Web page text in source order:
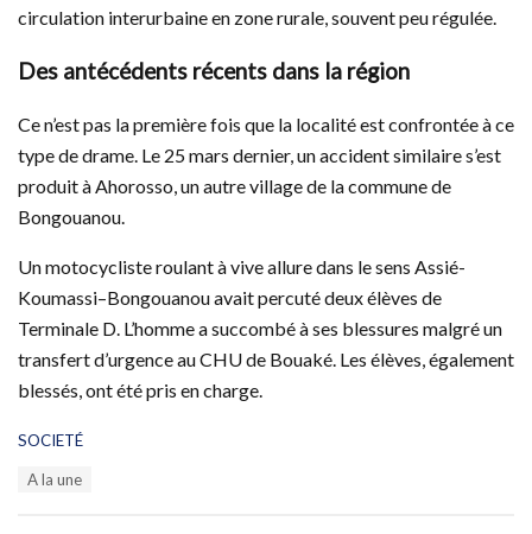
circulation interurbaine en zone rurale, souvent peu régulée.
Des antécédents récents dans la région
Ce n’est pas la première fois que la localité est confrontée à ce
type de drame. Le 25 mars dernier, un accident similaire s’est
produit à Ahorosso, un autre village de la commune de
Bongouanou.
Un motocycliste roulant à vive allure dans le sens Assié-
Koumassi–Bongouanou avait percuté deux élèves de
Terminale D. L’homme a succombé à ses blessures malgré un
transfert d’urgence au CHU de Bouaké. Les élèves, également
blessés, ont été pris en charge.
C
SOCIETÉ
A la une